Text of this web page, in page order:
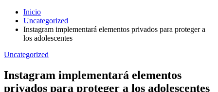
Inicio
Uncategorized
Instagram implementará elementos privados para proteger a
los adolescentes
Uncategorized
Instagram implementará elementos
privados para proteger a los adolescentes